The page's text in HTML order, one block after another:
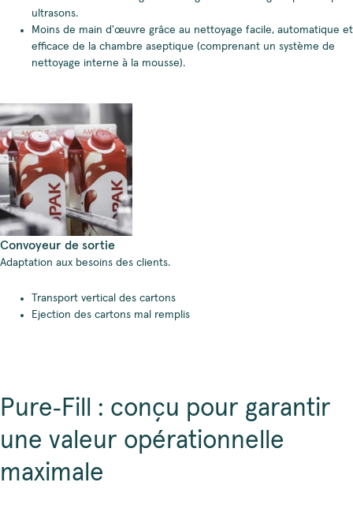
ultrasons.
Moins de main d'œuvre grâce au nettoyage facile, automatique et
efficace de la chambre aseptique (comprenant un système de
nettoyage interne à la mousse).
Convoyeur de sortie
Adaptation aux besoins des clients.
Transport vertical des cartons
Ejection des cartons mal remplis
Pure‑Fill : conçu pour garantir
une valeur opérationnelle
maximale